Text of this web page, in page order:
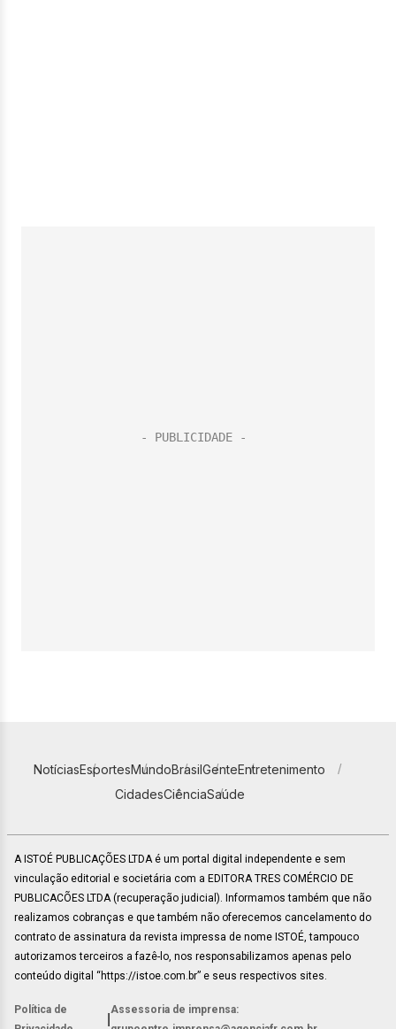
NotíciasEsportesMundoBrasilGenteEntretenimento
CidadesCiênciaSaúde
A ISTOÉ PUBLICAÇÕES LTDA é um portal digital independente e sem
vinculação editorial e societária com a EDITORA TRES COMÉRCIO DE
PUBLICACÕES LTDA (recuperação judicial). Informamos também que não
realizamos cobranças e que também não oferecemos cancelamento do
contrato de assinatura da revista impressa de nome ISTOÉ, tampouco
autorizamos terceiros a fazê-lo, nos responsabilizamos apenas pelo
conteúdo digital “https://istoe.com.br” e seus respectivos sites.
Política de
Assessoria de imprensa: